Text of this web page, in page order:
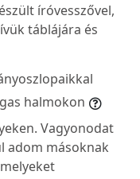
íróvesszővel,
táblájára és
halmokon
Vagyonodat
adom másoknak